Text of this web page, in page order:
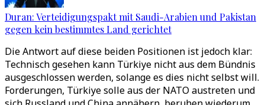
Duran: Verteidigungspakt mit Saudi-Arabien und Pakistan
gegen kein bestimmtes Land gerichtet
Die Antwort auf diese beiden Positionen ist jedoch klar:
Technisch gesehen kann Türkiye nicht aus dem Bündnis
ausgeschlossen werden, solange es dies nicht selbst will.
Forderungen, Türkiye solle aus der NATO austreten und